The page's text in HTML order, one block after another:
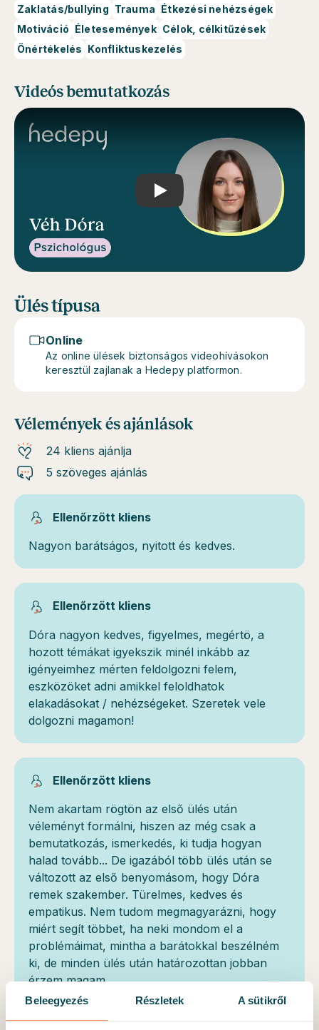
Beleegyezés Részletek A sütikről
Zaklatás/bullying Trauma Étkezési nehézségek
Motiváció Életesemények Célok, célkitűzések
Önértékelés Konfliktuskezelés
Videós bemutatkozás
Play
Ülés típusa
Online
Az online ülések biztonságos videohívásokon
keresztül zajlanak a Hedepy platformon.
Vélemények és ajánlások
24 kliens ajánlja
5 szöveges ajánlás
Ellenőrzött kliens
Nagyon barátságos, nyitott és kedves.
Ellenőrzött kliens
Dóra nagyon kedves, figyelmes, megértö, a
hozott témákat igyekszik minél inkább az
igényeimhez mérten feldolgozni felem,
eszközöket adni amikkel feloldhatok
elakadásokat / nehézségeket. Szeretek vele
dolgozni magamon!
Ellenőrzött kliens
Nem akartam rögtön az első ülés után
véleményt formálni, hiszen az még csak a
bemutatkozás, ismerkedés, ki tudja hogyan
halad tovább... De igazából több ülés után se
változott az első benyomásom, hogy Dóra
remek szakember. Türelmes, kedves és
empatikus. Nem tudom megmagyarázni, hogy
miért segít többet, ha neki mondom el a
problémáimat, mintha a barátokkal beszélném
ki, de minden ülés után határozottan jobban
érzem magam.